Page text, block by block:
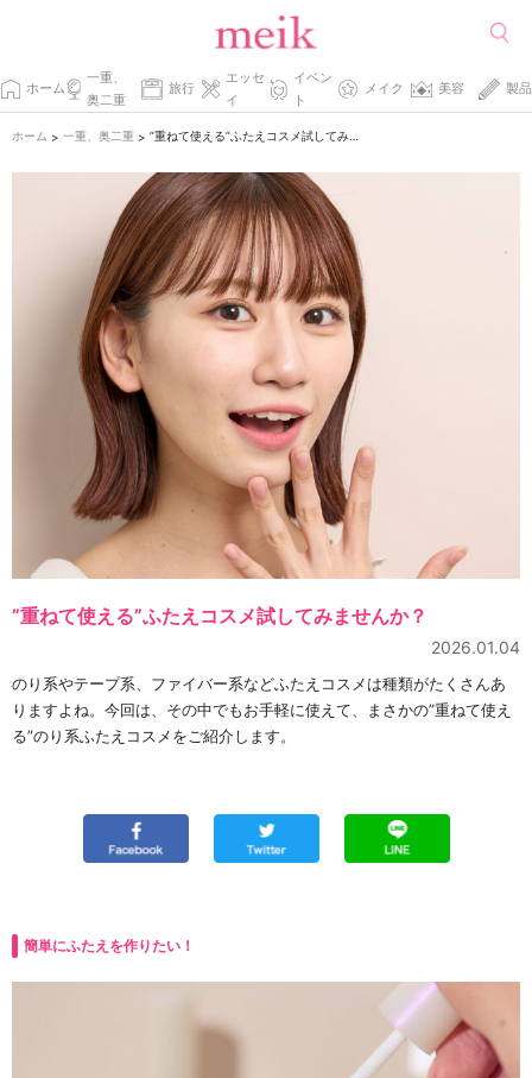
ホーム
一重、
奥二重
旅行
エッセ
イ
イベン
ト
メイク 美容 製品
ホーム > 一重、奥二重 > ”重ねて使える”ふたえコスメ試してみませんか？
”重ねて使える”ふたえコスメ試してみませんか？
2026.01.04
のり系やテープ系、ファイバー系などふたえコスメは種類がたくさんあ
りますよね。今回は、その中でもお手軽に使えて、まさかの”重ねて使え
る”のり系ふたえコスメをご紹介します。
簡単にふたえを作りたい！